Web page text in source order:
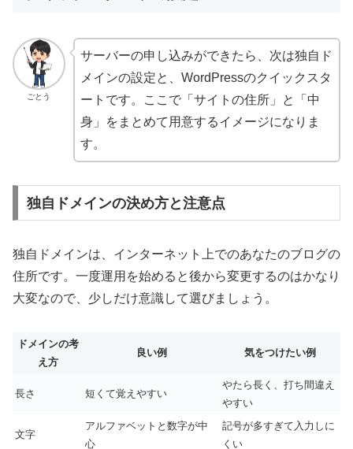
ごとう
サーバーの申し込みができたら、次は独自ド
メインの設定と、WordPressのクイックスタ
ートです。ここで「サイトの住所」と「中
身」をまとめて用意するイメージになりま
す。
独自ドメインの決め方と注意点
独自ドメインは、インターネット上でのあなたのブログの
住所です。一度運用を始めると後から変更するのはかなり
大変なので、少しだけ意識して選びましょう。
ドメインの考
え方
良い例 気をつけたい例
長さ 短くて覚えやすい
やたら長く、打ち間違え
やすい
文字
アルファベットと数字が中
心
記号が多すぎて入力しに
くい